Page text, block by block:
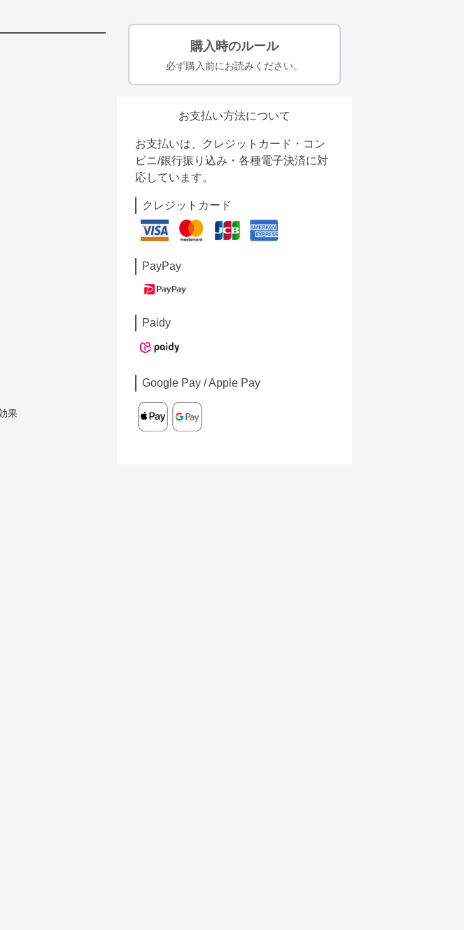
果
購入時のルール
必ず購入前にお読みください。
お支払い方法について
お支払いは、クレジットカード・コン
ビニ/銀行振り込み・各種電子決済に対
応しています。
クレジットカード
PayPay
Paidy
Google Pay / Apple Pay